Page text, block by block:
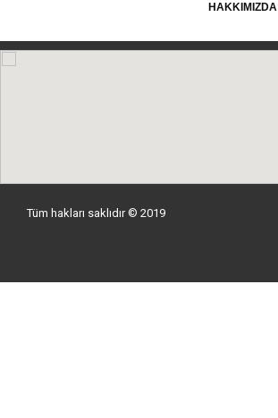
HAKKIMIZDA
Tüm hakları saklıdır © 2019